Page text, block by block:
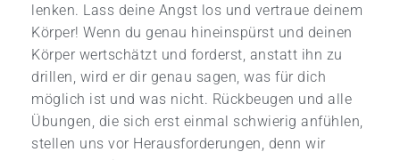
lenken. Lass deine Angst los und vertraue deinem
Körper! Wenn du genau hineinspürst und deinen
Körper wertschätzt und forderst, anstatt ihn zu
drillen, wird er dir genau sagen, was für dich
möglich ist und was nicht. Rückbeugen und alle
Übungen, die sich erst einmal schwierig anfühlen,
stellen uns vor Herausforderungen, denn wir